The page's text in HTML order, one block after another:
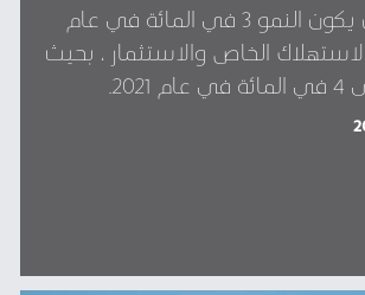
من المتوقع أن يكون النمو 3 في المائة في عام
الاستهلاك الخاص والاستثمار ، بحيث